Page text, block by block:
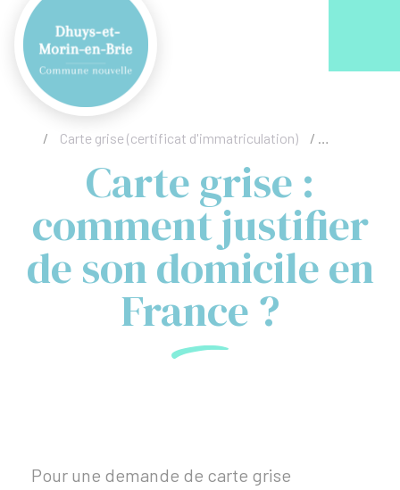
/ Carte grise (certificat d'immatriculation) / Carte grise
Carte grise :
comment justifier
de son domicile en
France ?
Pour une demande de carte grise